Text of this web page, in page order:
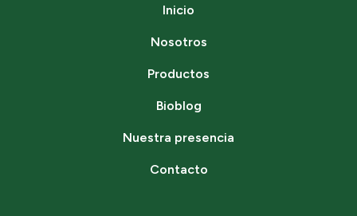
Inicio
Nosotros
Productos
Bioblog
Nuestra presencia
Contacto